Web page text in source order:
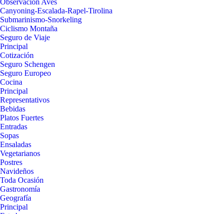
Observación Aves
Canyoning-Escalada-Rapel-Tirolina
Submarinismo-Snorkeling
Ciclismo Montaña
Seguro de Viaje
Principal
Cotización
Seguro Schengen
Seguro Europeo
Cocina
Principal
Representativos
Bebidas
Platos Fuertes
Entradas
Sopas
Ensaladas
Vegetarianos
Postres
Navideños
Toda Ocasión
Gastronomía
Geografía
Principal